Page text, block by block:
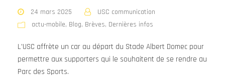
24 mars 2025
USC communication
actu-mobile, Blog, Brèves, Dernières infos
L'USC affrète un car au départ du Stade Albert Domec pour
permettre aux supporters qui le souhaitent de se rendre au
Parc des Sports.